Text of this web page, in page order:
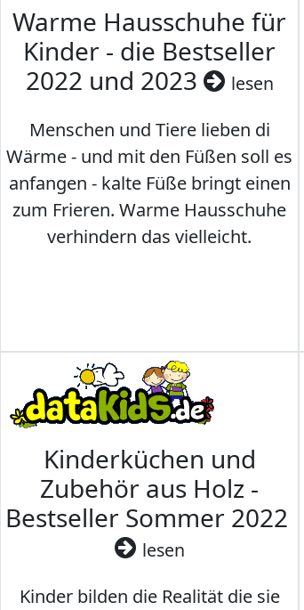
Warme Hausschuhe für
Kinder - die Bestseller
2022 und 2023
lesen
Menschen und Tiere lieben di
Wärme - und mit den Füßen soll es
anfangen - kalte Füße bringt einen
zum Frieren. Warme Hausschuhe
verhindern das vielleicht.
Kinderküchen und
Zubehör aus Holz -
Bestseller Sommer 2022
lesen
Kinder bilden die Realität die sie